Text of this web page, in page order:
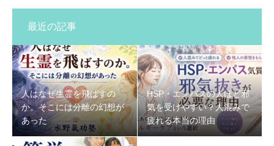
最近の記事
人はなぜ生霊を飛ばすの
か。そこには分離の幻想が
あった
HSP・エンパスの人ほど邪
気を受けやすい？人混みで
疲れる本当の理由